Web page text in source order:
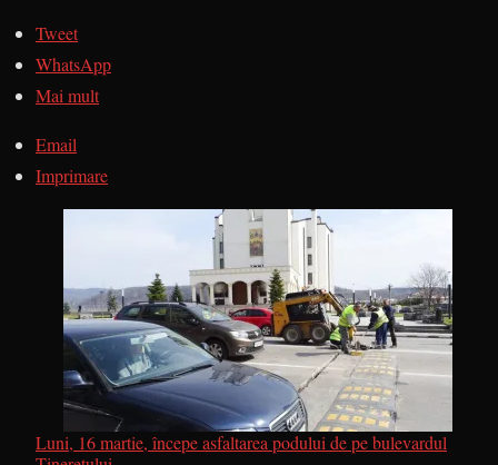
Tweet
WhatsApp
Mai mult
Email
Imprimare
Luni, 16 martie, începe asfaltarea podului de pe bulevardul